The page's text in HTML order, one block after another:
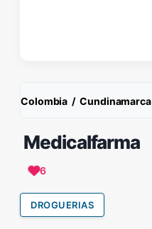
Colombia / Cundinamarca
Medicalfarma
6
DROGUERIAS